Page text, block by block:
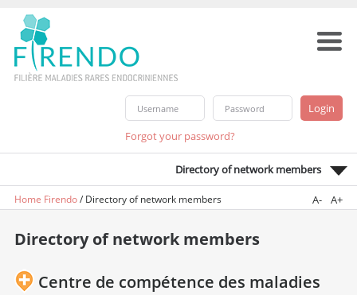
Forgot your password?
Directory of network members
Home Firendo/Directory of network members A- A+
Directory of network members
Centre de compétence des maladies